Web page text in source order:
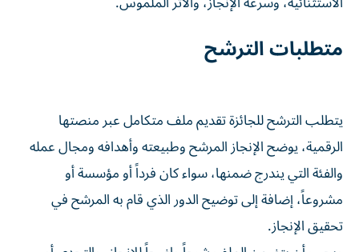
متطلبات الترشح
يتطلب الترشح للجائزة تقديم ملف متكامل عبر منصتها
الرقمية، يوضح الإنجاز المرشح وطبيعته وأهدافه ومجال عمله
والفئة التي يندرج ضمنها، سواء كان فرداً أو مؤسسة أو
مشروعاً، إضافة إلى توضيح الدور الذي قام به المرشح في
تحقيق الإنجاز.